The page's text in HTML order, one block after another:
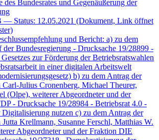
des Bundesrates und Gegenäußerung der
— Status: 12.05.2021 (Dokument, Link öffnet
und Bericht: a) zu dem
der Bundesregierung - Drucksache 19/28899 -
zur Förderung der Betriebsratswahlen
in einer digitalen Arbeitswelt
b) zu dem Antrag der
Carl-Julius Cronenberg, Michael Theurer,
(Olpe), weiterer Abgeordneter und der
- Drucksache 19/28984 - Betriebsrat 4.0 -
Digitalisierung nutzen c) zu dem Antrag der
Krellmann, Susanne Ferschl, Matthias W.
Abgeordneter und der Fraktion DIE